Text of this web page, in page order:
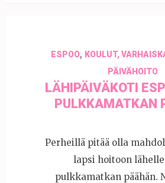
ESPOO, KOULUT,
PÄIVÄHOITO
LÄHIPÄIVÄKOTI
PULKKAMATKAN
Perheillä pitää olla
lapsi hoitoon
pulkkamatkan päähän.